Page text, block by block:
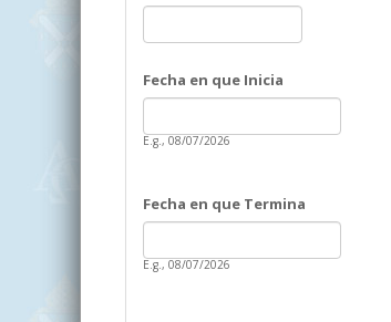
Fecha en que Inicia
Date
E.g., 08/07/2026
Fecha en que Termina
Date
E.g., 08/07/2026